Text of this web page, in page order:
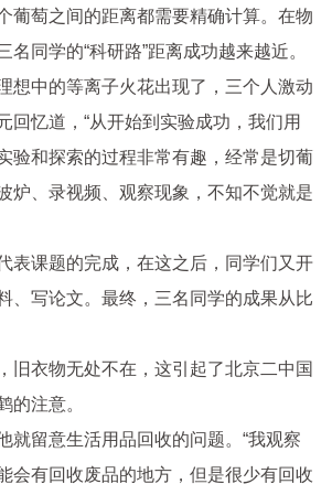
葡萄之间的距离都需要精确计算。在物
名同学的“科研路”距离成功越来越近。
想中的等离子火花出现了，三个人激动
回忆道，“从开始到实验成功，我们用
验和探索的过程非常有趣，经常是切葡
炉、录视频、观察现象，不知不觉就是
表课题的完成，在这之后，同学们又开
、写论文。最终，三名同学的成果从比
旧衣物无处不在，这引起了北京二中国
的注意。
就留意生活用品回收的问题。“我观察
会有回收废品的地方，但是很少有回收